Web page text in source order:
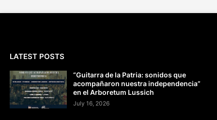
LATEST POSTS
“Guitarra de la Patria: sonidos que
acompañaron nuestra independencia”
en el Arboretum Lussich
July 16, 2026